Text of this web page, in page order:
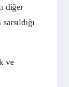
diğer
ve